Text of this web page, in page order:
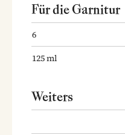
Für die Garnitur
6
125ml
Weiters